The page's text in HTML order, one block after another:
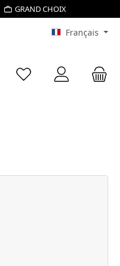
GRAND CHOIX
Français
Vous avez 0 articles